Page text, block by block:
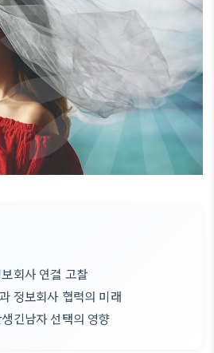
회사 연결 고찰
정보회사 협력의 미래
긴남자 선택의 영향